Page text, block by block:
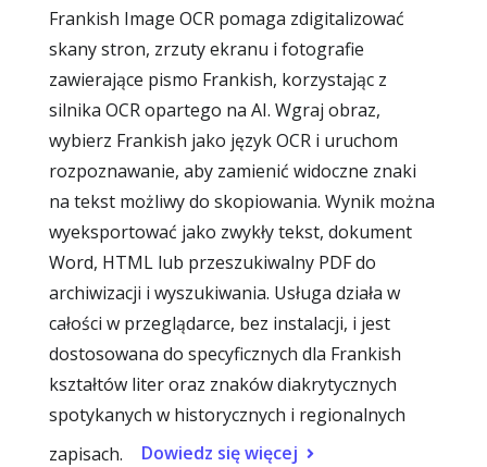
Frankish Image OCR pomaga zdigitalizować
skany stron, zrzuty ekranu i fotografie
zawierające pismo Frankish, korzystając z
silnika OCR opartego na AI. Wgraj obraz,
wybierz Frankish jako język OCR i uruchom
rozpoznawanie, aby zamienić widoczne znaki
na tekst możliwy do skopiowania. Wynik można
wyeksportować jako zwykły tekst, dokument
Word, HTML lub przeszukiwalny PDF do
archiwizacji i wyszukiwania. Usługa działa w
całości w przeglądarce, bez instalacji, i jest
dostosowana do specyficznych dla Frankish
kształtów liter oraz znaków diakrytycznych
spotykanych w historycznych i regionalnych
zapisach.
Dowiedz się więcej